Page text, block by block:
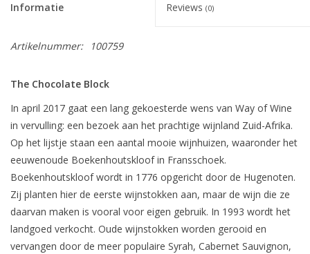
Informatie Reviews (0)
Artikelnummer: 100759
The Chocolate Block
In april 2017 gaat een lang gekoesterde wens van Way of Wine
in vervulling: een bezoek aan het prachtige wijnland Zuid-Afrika.
Op het lijstje staan een aantal mooie wijnhuizen, waaronder het
eeuwenoude Boekenhoutskloof in Fransschoek.
Boekenhoutskloof wordt in 1776 opgericht door de Hugenoten.
Zij planten hier de eerste wijnstokken aan, maar de wijn die ze
daarvan maken is vooral voor eigen gebruik. In 1993 wordt het
landgoed verkocht. Oude wijnstokken worden gerooid en
vervangen door de meer populaire Syrah, Cabernet Sauvignon,